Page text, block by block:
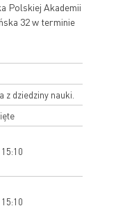
Polskiej Akademii
32 w terminie
z dziedziny nauki.